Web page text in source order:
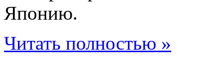
Японию.
Читать полностью »